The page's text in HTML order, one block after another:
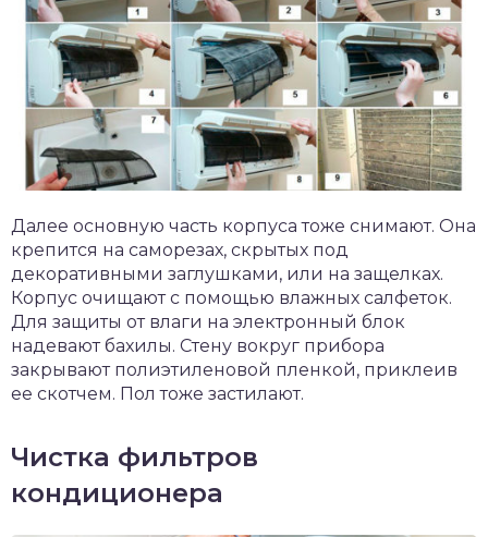
Далее основную часть корпуса тоже снимают. Она
крепится на саморезах, скрытых под
декоративными заглушками, или на защелках.
Корпус очищают с помощью влажных салфеток.
Для защиты от влаги на электронный блок
надевают бахилы. Стену вокруг прибора
закрывают полиэтиленовой пленкой, приклеив
ее скотчем. Пол тоже застилают.
Чистка фильтров
кондиционера